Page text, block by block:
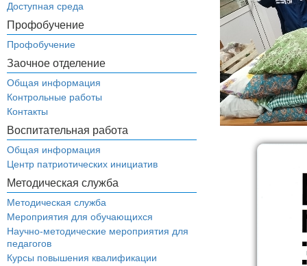
Доступная среда
Профобучение
Профобучение
Заочное отделение
Общая информация
Контрольные работы
Контакты
Воспитательная работа
Общая информация
Центр патриотических инициатив
Методическая служба
Методическая служба
Мероприятия для обучающихся
Научно-методические мероприятия для
педагогов
Курсы повышения квалификации